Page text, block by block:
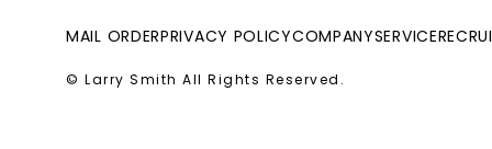
MAIL ORDERPRIVACY POLICYCOMPANYSERVICE
© Larry Smith All Rights Reserved.